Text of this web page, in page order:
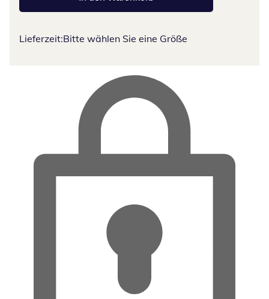
Lieferzeit:Bitte wählen Sie eine Größe